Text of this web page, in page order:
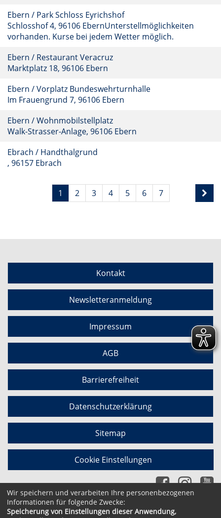
Ebern / Park Schloss Eyrichshof
Schlosshof 4, 96106 EbernUnterstellmöglichkeiten
vorhanden. Kurse bei jedem Wetter möglich.
Ebern / Restaurant Veracruz
Marktplatz 18, 96106 Ebern
Ebern / Vorplatz Bundeswehrturnhalle
Im Frauengrund 7, 96106 Ebern
Ebern / Wohnmobilstellplatz
Walk-Strasser-Anlage, 96106 Ebern
Ebrach / Handthalgrund
, 96157 Ebrach
1 2 3 4 5 6 7
Kontakt
Newsletteranmeldung
Impressum
AGB
Barrierefreiheit
Datenschutzerklärung
Sitemap
Cookie Einstellungen
Wir speichern und verarbeiten Ihre personenbezogenen
Informationen für folgende Zwecke:
Speicherung von Einstellungen dieser Anwendung,